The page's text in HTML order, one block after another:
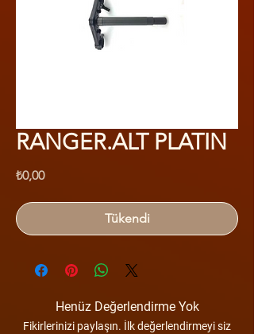
RANGER.ALT PLATIN
₺0,00Fiyat
Tükendi
Henüz Değerlendirme Yok
Fikirlerinizi paylaşın. İlk değerlendirmeyi siz